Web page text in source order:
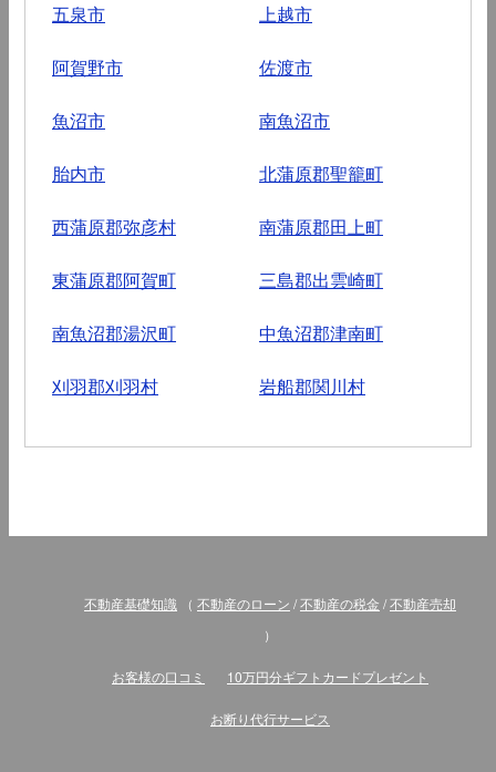
五泉市 上越市
阿賀野市 佐渡市
魚沼市 南魚沼市
胎内市 北蒲原郡聖籠町
西蒲原郡弥彦村 南蒲原郡田上町
東蒲原郡阿賀町 三島郡出雲崎町
南魚沼郡湯沢町 中魚沼郡津南町
刈羽郡刈羽村 岩船郡関川村
不動産基礎知識 （ 不動産のローン /不動産の税金 /不動産売却
）
お客様の口コミ 10万円分ギフトカードプレゼント
お断り代行サービス